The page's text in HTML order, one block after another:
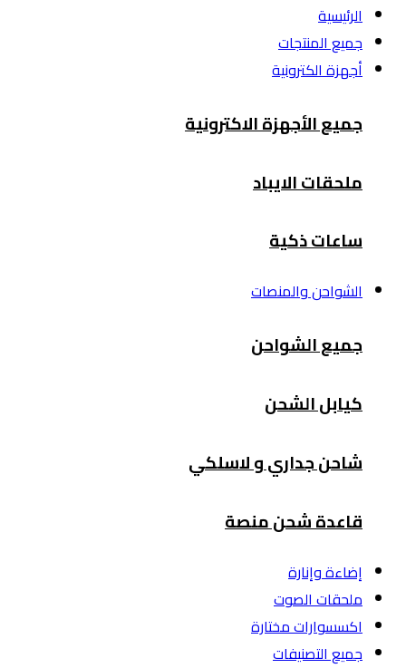
الرئيسية
جميع المنتجات
أجهزة الكترونية
جميع الأجهزة الاكترونية
ملحقات الايباد
ساعات ذكية
الشواحن والمنصات
جميع الشواحن
كيابل الشحن
شاحن جداري و لاسلكي
قاعدة شحن منصة
إضاءة وإنارة
ملحقات الصوت
اكسسوارات مختارة
جميع التصنيفات